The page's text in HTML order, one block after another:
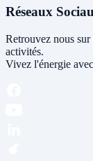
Réseaux
Retrouvez nous sur
activités.
Vivez l'énergie